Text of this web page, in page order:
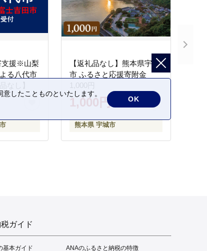
支援※山梨
る八代市
なし】
【返礼品なし】熊本県宇城
市 ふるさと応援寄附金
1,000円
1,000円
熊本県 宇城市
ガイド
基本ガイド ANAのふるさと納税の特徴
したことものといたします。
OK